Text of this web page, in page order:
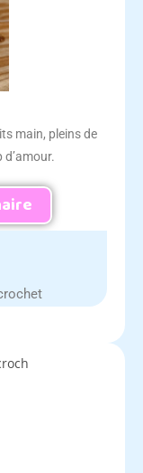
main, pleins de